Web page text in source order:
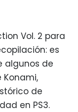
Vol. 2 para
es
algunos de
de
en PS3.